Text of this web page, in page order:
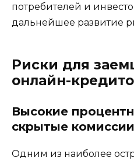
потребителей и
дальнейшее развитие
Риски для
онлайн-
Высокие
скрытые комиссии
Одним из наиболее